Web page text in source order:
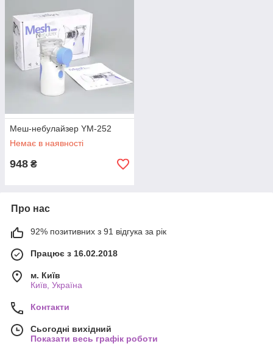
Меш-небулайзер YM-252
Немає в наявності
948 ₴
Про нас
92% позитивних з 91 відгука за рік
Працює з 16.02.2018
м. Київ
Київ, Україна
Контакти
Сьогодні вихідний
Показати весь графік роботи